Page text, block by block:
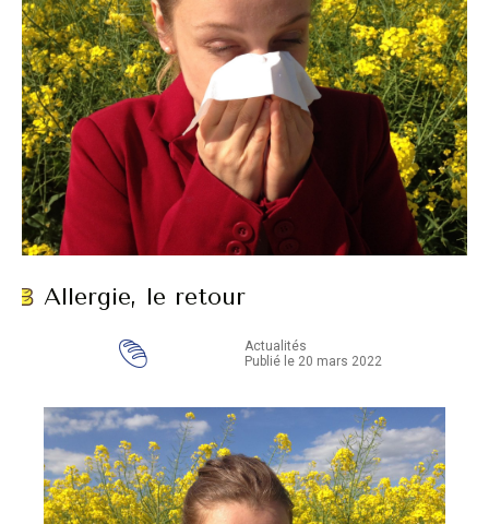
Allergie, le retour
Actualités
Publié le 20 mars 2022